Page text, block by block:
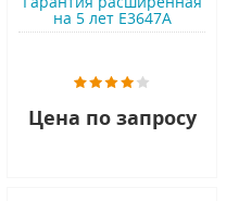
на 5 лет E3647A
Цена по запросу